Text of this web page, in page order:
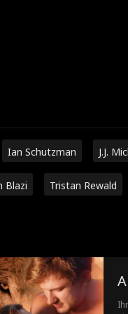
Ian Schutzman J.J.
Blazi Tristan Rewald